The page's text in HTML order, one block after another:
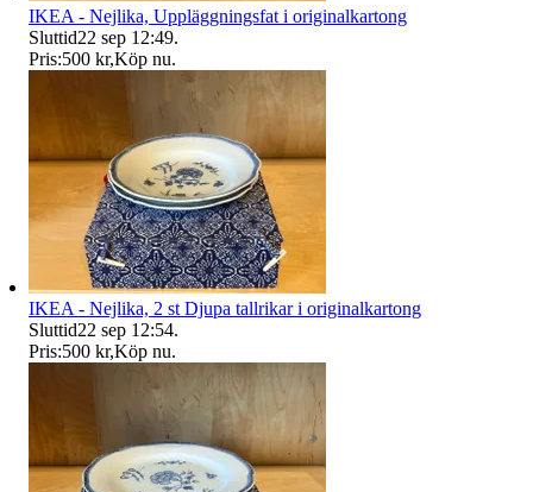
IKEA - Nejlika, Uppläggningsfat i originalkartong
Sluttid22 sep 12:49.
Pris:500 kr,Köp nu.
IKEA - Nejlika, 2 st Djupa tallrikar i originalkartong
Sluttid22 sep 12:54.
Pris:500 kr,Köp nu.